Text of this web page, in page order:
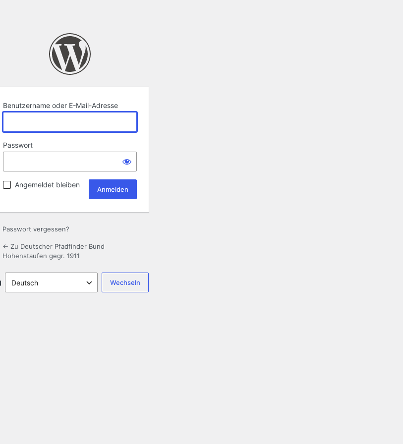
Benutzername oder E-Mail-Adresse
Passwort
Angemeldet bleiben
Passwort vergessen?
← Zu Deutscher Pfadfinder Bund
Hohenstaufen gegr. 1911
Sprache